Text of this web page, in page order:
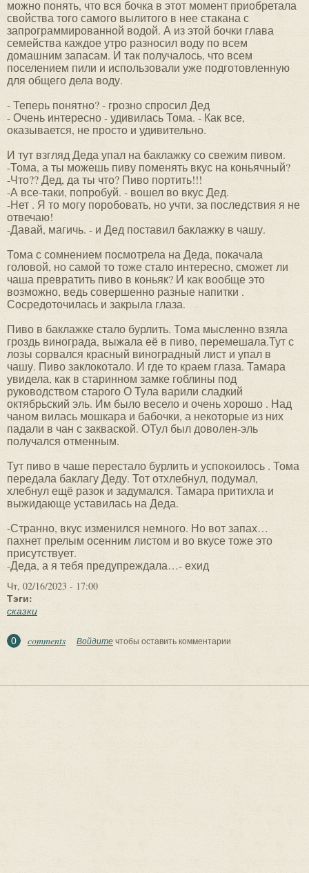
можно понять, что вся бочка в этот момент приобретала
свойства того самого вылитого в нее стакана с
запрограммированной водой. А из этой бочки глава
семейства каждое утро разносил воду по всем
домашним запасам. И так получалось, что всем
поселением пили и использовали уже подготовленную
для общего дела воду.
- Теперь понятно? - грозно спросил Дед
- Очень интересно - удивилась Тома. - Как все,
оказывается, не просто и удивительно.
И тут взгляд Деда упал на баклажку со свежим пивом.
-Тома, а ты можешь пиву поменять вкус на коньячный?
-Что?? Дед, да ты что? Пиво портить!!!
-А все-таки, попробуй. - вошел во вкус Дед.
-Нет . Я то могу поробовать, но учти, за последствия я не
отвечаю!
-Давай, магичь. - и Дед поставил баклажку в чашу.
Тома с сомнением посмотрела на Деда, покачала
головой, но самой то тоже стало интересно, сможет ли
чаша превратить пиво в коньяк? И как вообще это
возможно, ведь совершенно разные напитки .
Сосредоточилась и закрыла глаза.
Пиво в баклажке стало бурлить. Тома мысленно взяла
гроздь винограда, выжала её в пиво, перемешала.Тут с
лозы сорвался красный виноградный лист и упал в
чашу. Пиво заклокотало. И где то краем глаза. Тамара
увидела, как в старинном замке гоблины под
руководством старого О Тула варили сладкий
октябрьский эль. Им было весело и очень хорошо . Над
чаном вилась мошкара и бабочки, а некоторые из них
падали в чан с закваской. ОТул был доволен-эль
получался отменным.
Тут пиво в чаше перестало бурлить и успокоилось . Тома
передала баклагу Деду. Тот отхлебнул, подумал,
хлебнул ещё разок и задумался. Тамара притихла и
выжидающе уставилась на Деда.
-Странно, вкус изменился немного. Но вот запах…
пахнет прелым осенним листом и во вкусе тоже это
присутствует.
-Деда, а я тебя предупреждала…- ехид
Чт, 02/16/2023 - 17:00
Тэги:
сказки
0 comments Войдитечтобы оставить комментарии